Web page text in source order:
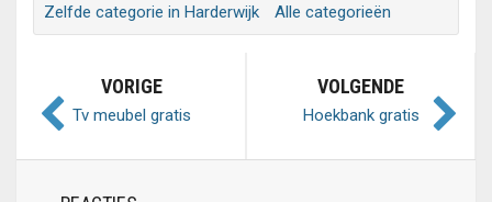
Zelfde categorie in Harderwijk
Alle categorieën
VORIGE
Tv meubel gratis
VOLGENDE
Hoekbank gratis